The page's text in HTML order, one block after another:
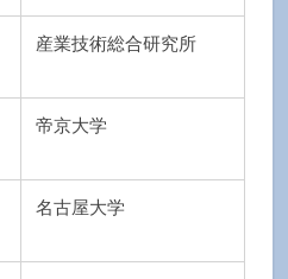
産業技術総合研究所
帝京大学
名古屋大学